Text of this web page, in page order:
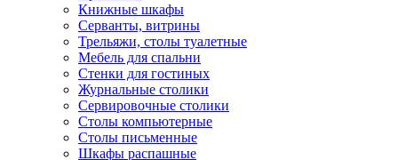
Книжные шкафы
Серванты, витрины
Трельяжи, столы туалетные
Мебель для спальни
Стенки для гостиных
Журнальные столики
Сервировочные столики
Столы компьютерные
Столы письменные
Шкафы распашные